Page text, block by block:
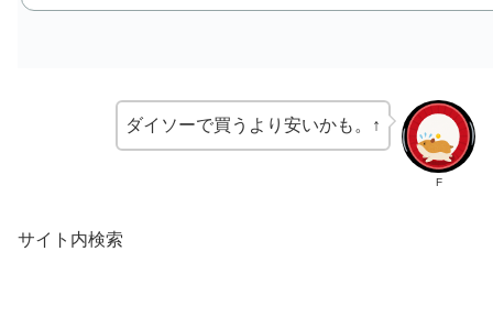
F
ダイソーで買うより安いかも。↑
サイト内検索